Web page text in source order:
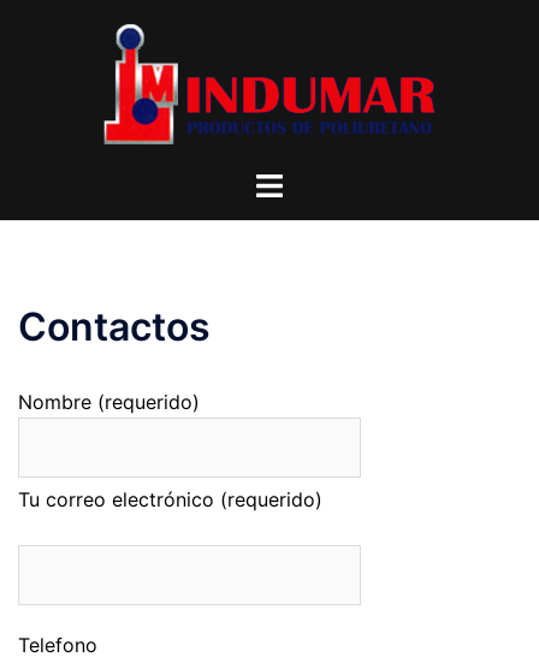
Alternar
Contactos
Nombre (requerido)
Tu correo electrónico (requerido)
Telefono